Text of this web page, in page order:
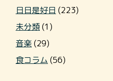
日日是好日 (223)
未分類(1)
音楽(29)
食コラム (56)